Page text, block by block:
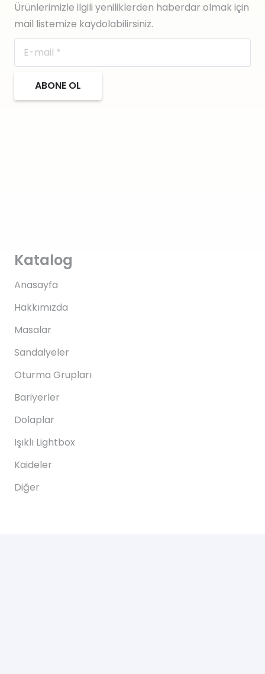
Ürünlerimizle ilgili yeniliklerden haberdar olmak için
mail listemize kaydolabilirsiniz.
ABONE OL
Katalog
Anasayfa
Hakkımızda
Masalar
Sandalyeler
Oturma Grupları
Bariyerler
Dolaplar
Işıklı Lightbox
Kaideler
Diğer